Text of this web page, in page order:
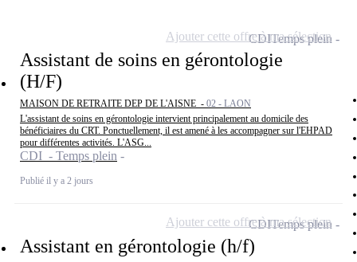
Assistant de soins en gérontologie
(H/F)
MAISON DE RETRAITE DEP DE L'AISNE - 02 - LAON
L'assistant de soins en gérontologie intervient principalement au domicile des
bénéficiaires du CRT. Ponctuellement, il est amené à les accompagner sur l'EHPAD
pour différentes activités. L'ASG...
CDI - Temps plein
Publié il y a 2 jours
CDITemps plein
Ajouter cette offre à ma sélection
Assistant en gérontologie (h/f)
CDITemps plein
Ajouter cette offre à ma sélection